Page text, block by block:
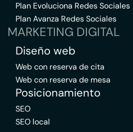
Plan Evoluciona Redes Sociales
Plan Avanza Redes Sociales
MARKETING DIGITAL
Diseño web
Web con reserva de cita
Web con reserva de mesa
Posicionamiento
SEO
SEO local